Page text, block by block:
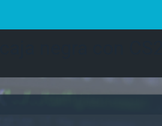
negra con CS2?